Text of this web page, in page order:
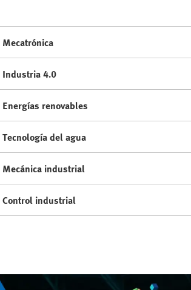
Industria 4.0
renovables
del agua
industrial
Control industrial